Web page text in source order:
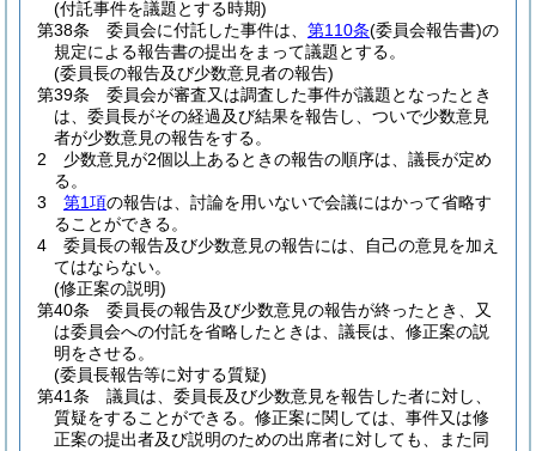
(付託事件を議題とする時期)
第38条
委員会に付託した事件は、 第110条(委員会報告書)の
規定による報告書の提出をまって議題とする。
(委員長の報告及び少数意見者の報告)
第39条
委員会が審査又は調査した事件が議題となったとき
は、委員長がその経過及び結果を報告し、ついで少数意見
者が少数意見の報告をする。
2
少数意見が2個以上あるときの報告の順序は、議長が定め
る。
3
第1項の報告は、討論を用いないで会議にはかって省略す
ることができる。
4
委員長の報告及び少数意見の報告には、自己の意見を加え
てはならない。
(修正案の説明)
第40条
委員長の報告及び少数意見の報告が終ったとき、又
は委員会への付託を省略したときは、議長は、修正案の説
明をさせる。
(委員長報告等に対する質疑)
第41条
議員は、委員長及び少数意見を報告した者に対し、
質疑をすることができる。 修正案に関しては、事件又は修
正案の提出者及び説明のための出席者に対しても、また同